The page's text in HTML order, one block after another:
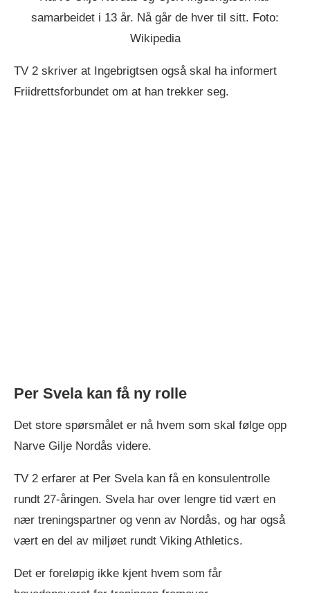
samarbeidet i 13 år. Nå går de hver til sitt. Foto:
Wikipedia
TV 2 skriver at Ingebrigtsen også skal ha informert
Friidrettsforbundet om at han trekker seg.
Per Svela kan få ny rolle
Det store spørsmålet er nå hvem som skal følge opp
Narve Gilje Nordås videre.
TV 2 erfarer at Per Svela kan få en konsulentrolle
rundt 27-åringen. Svela har over lengre tid vært en
nær treningspartner og venn av Nordås, og har også
vært en del av miljøet rundt Viking Athletics.
Det er foreløpig ikke kjent hvem som får